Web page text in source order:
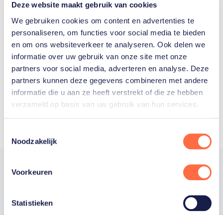
Deze website maakt gebruik van cookies
We gebruiken cookies om content en advertenties te
personaliseren, om functies voor social media te bieden
en om ons websiteverkeer te analyseren. Ook delen we
informatie over uw gebruik van onze site met onze
partners voor social media, adverteren en analyse. Deze
partners kunnen deze gegevens combineren met andere
informatie die u aan ze heeft verstrekt of die ze hebben
verzameld op basis van uw gebruik van hun services.
Noodzakelijk
Voorkeuren
Statistieken
Welke Nederlanders hebben er
ooit meegedaan aan de
Olympische Spelen?
Trotse hoofdsponsor